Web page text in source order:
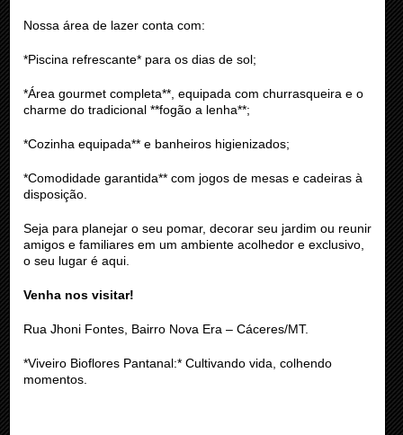
Nossa área de lazer conta com:
*Piscina refrescante* para os dias de sol;
*Área gourmet completa**, equipada com churrasqueira e o
charme do tradicional **fogão a lenha**;
*Cozinha equipada** e banheiros higienizados;
*Comodidade garantida** com jogos de mesas e cadeiras à
disposição.
Seja para planejar o seu pomar, decorar seu jardim ou reunir
amigos e familiares em um ambiente acolhedor e exclusivo,
o seu lugar é aqui.
Venha nos visitar!
Rua Jhoni Fontes, Bairro Nova Era – Cáceres/MT.
*Viveiro Bioflores Pantanal:* Cultivando vida, colhendo
momentos.